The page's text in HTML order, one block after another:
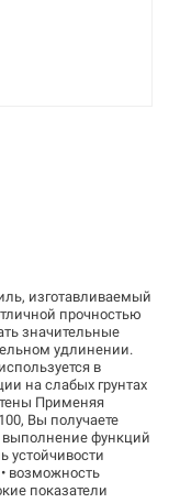
изготавливаемый
прочностью
значительные
удлинении.
в
на слабых грунтах
Применяя
Вы получаете
функций
устойчивости
возможность
показатели